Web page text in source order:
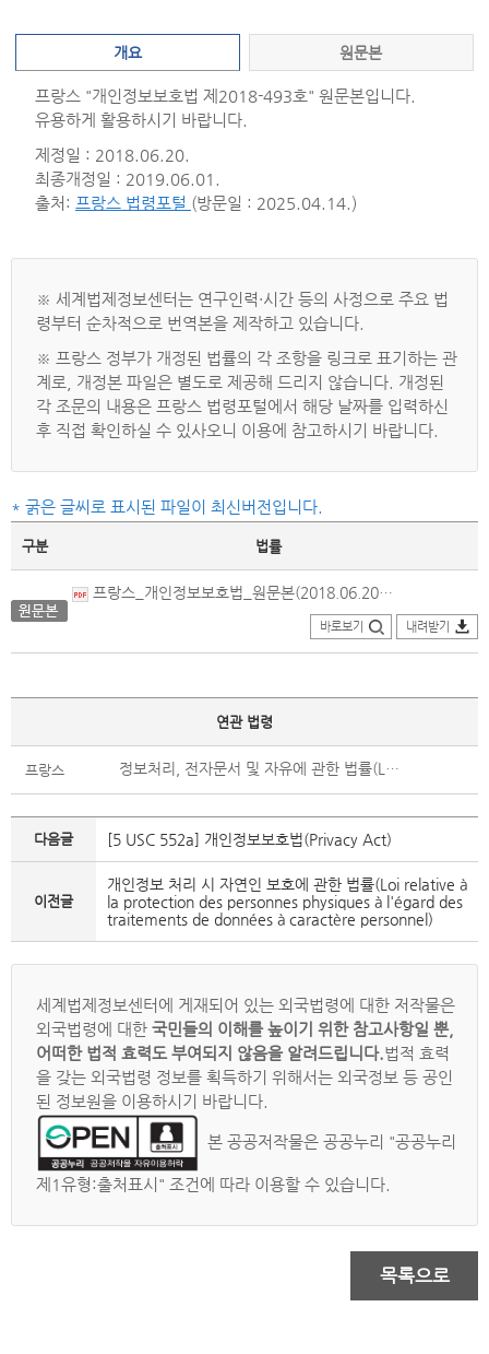
개요 원문본
프랑스 "개인정보보호법 제2018-493호" 원문본입니다.
유용하게 활용하시기 바랍니다.
제정일 : 2018.06.20.
최종개정일 : 2019.06.01.
출처: 프랑스 법령포털 (방문일 : 2025.04.14.)
※ 세계법제정보센터는 연구인력·시간 등의 사정으로 주요 법
령부터 순차적으로 번역본을 제작하고 있습니다.
※ 프랑스 정부가 개정된 법률의 각 조항을 링크로 표기하는 관
계로, 개정본 파일은 별도로 제공해 드리지 않습니다. 개정된
각 조문의 내용은 프랑스 법령포털에서 해당 날짜를 입력하신
후 직접 확인하실 수 있사오니 이용에 참고하시기 바랍니다.
* 굵은 글씨로 표시된 파일이 최신버전입니다.
구분 법률
프랑스_개인정보보호법_원문본(2018.06.20.제정).pdf
바로보기 내려받기
연관 법령
프랑스 정보처리, 전자문서 및 자유에 관한 법률(Loi relative à l'informatique, aux fichiers et aux libertés)
다음글 [5 USC 552a] 개인정보보호법(Privacy Act)
이전글
개인정보 처리 시 자연인 보호에 관한 법률(Loi relative à
la protection des personnes physiques à l'égard des
traitements de données à caractère personnel)
세계법제정보센터에 게재되어 있는 외국법령에 대한 저작물은
외국법령에 대한 국민들의 이해를 높이기 위한 참고사항일 뿐,
어떠한 법적 효력도 부여되지 않음을 알려드립니다.법적 효력
을 갖는 외국법령 정보를 획득하기 위해서는 외국정보 등 공인
된 정보원을 이용하시기 바랍니다.
본 공공저작물은 공공누리 "공공누리
제1유형:출처표시" 조건에 따라 이용할 수 있습니다.
목록으로